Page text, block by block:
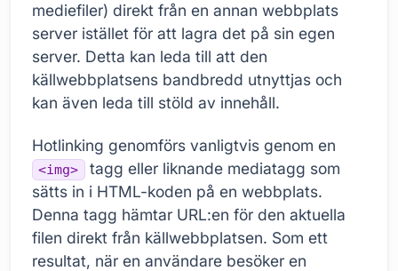
mediefiler) direkt från en annan webbplats
server istället för att lagra det på sin egen
server. Detta kan leda till att den
källwebbplatsens bandbredd utnyttjas och
kan även leda till stöld av innehåll.
Hotlinking genomförs vanligtvis genom en
<img>
tagg eller liknande mediatagg som
sätts in i HTML-koden på en webbplats.
Denna tagg hämtar URL:en för den aktuella
filen direkt från källwebbplatsen. Som ett
resultat, när en användare besöker en